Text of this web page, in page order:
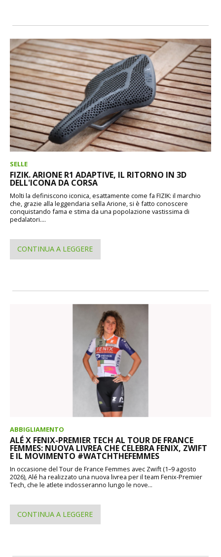
SELLE
FIZIK. ARIONE R1 ADAPTIVE, IL RITORNO IN 3D
DELL'ICONA DA CORSA
Molti la definiscono iconica, esattamente come fa FIZIK: il marchio
che, grazie alla leggendaria sella Arione, si è fatto conoscere
conquistando fama e stima da una popolazione vastissima di
pedalatori....
CONTINUA A LEGGERE
ABBIGLIAMENTO
ALÉ X FENIX-PREMIER TECH AL TOUR DE FRANCE
FEMMES: NUOVA LIVREA CHE CELEBRA FENIX, ZWIFT
E IL MOVIMENTO #WATCHTHEFEMMES
In occasione del Tour de France Femmes avec Zwift (1–9 agosto
2026), Alé ha realizzato una nuova livrea per il team Fenix-Premier
Tech, che le atlete indosseranno lungo le nove...
CONTINUA A LEGGERE